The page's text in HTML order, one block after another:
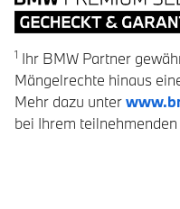
1 Ihr BMW Partner
Mängelrechte hinaus
Mehr dazu unter
bei Ihrem